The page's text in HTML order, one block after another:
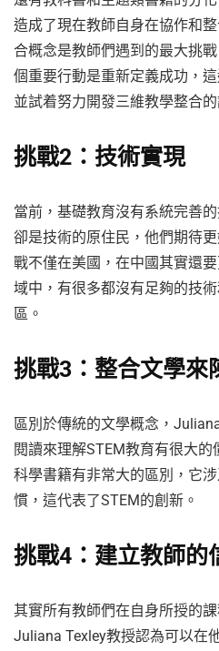
造成了現在教師自身在協作和
合概念是教師們遇到的最大挑
個重要行動是重新定義成功，
並試着努力開發三維教學整合的
挑戰2：技術實現
當前，基礎教育沒有系統完善
卻是技術的原住民，他們期待
戰不僅在美國，在中國其實還
域中，有很多都沒有足夠的技
區。
挑戰3：整合文學來
區別於傳統的文學概念，
閱讀來理解STEM教育有很大
科學書籍有非常大的區別，它
慣，這代表了STEM的創新。
挑戰4：建立教師的
其實所有教師們在自身所授的
Juliana Texley教授認為可以在